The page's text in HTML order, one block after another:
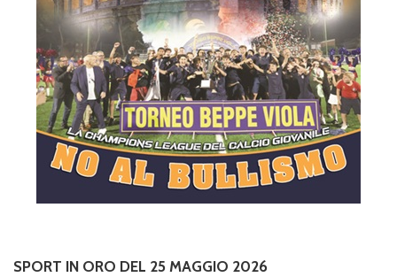
SPORT IN ORO DEL 25 MAGGIO 2026